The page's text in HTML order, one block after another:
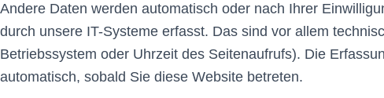
Andere Daten werden automatisch oder nach Ihrer
durch unsere IT-Systeme erfasst. Das sind vor allem
Betriebssystem oder Uhrzeit des Seitenaufrufs). Die
automatisch, sobald Sie diese Website betreten.